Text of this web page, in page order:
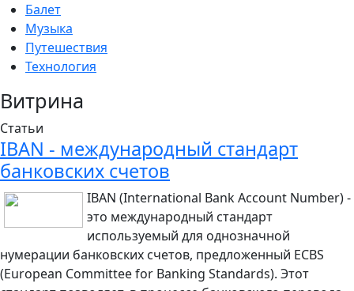
Балет
Музыка
Путешествия
Технология
Витрина
Статьи
IBAN - международный стандарт
банковских счетов
IBAN (International Bank Account Number) -
это международный стандарт
используемый для однозначной
нумерации банковских счетов, предложенный ECBS
(European Committee for Banking Standards). Этот